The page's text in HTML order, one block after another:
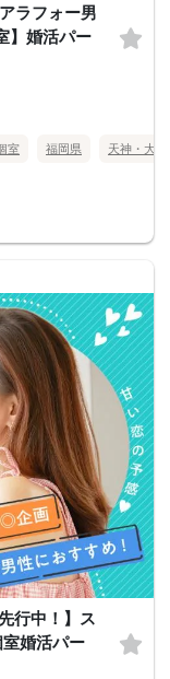
ラフォー男
】婚活パー
室 福岡県 天神・大名
行中！】ス
婚活パー